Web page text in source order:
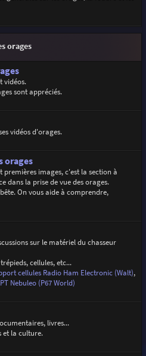
orages
vidéos.
sont appréciés.
vidéos d'orages.
orages
premières images, c'est la section à
dans la prise de vue des orages.
On vous aide à comprendre,
sur le matériel du chasseur
cellules, etc...
cellules Radio Ham Electronic (Walt),
Nebuleo (P67 World)
livres...
et la culture.